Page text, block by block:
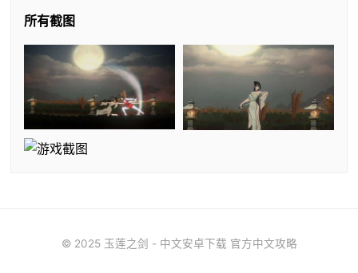
所有截图
© 2025 玉莲之剑 - 中文安卓下载 官方中文攻略